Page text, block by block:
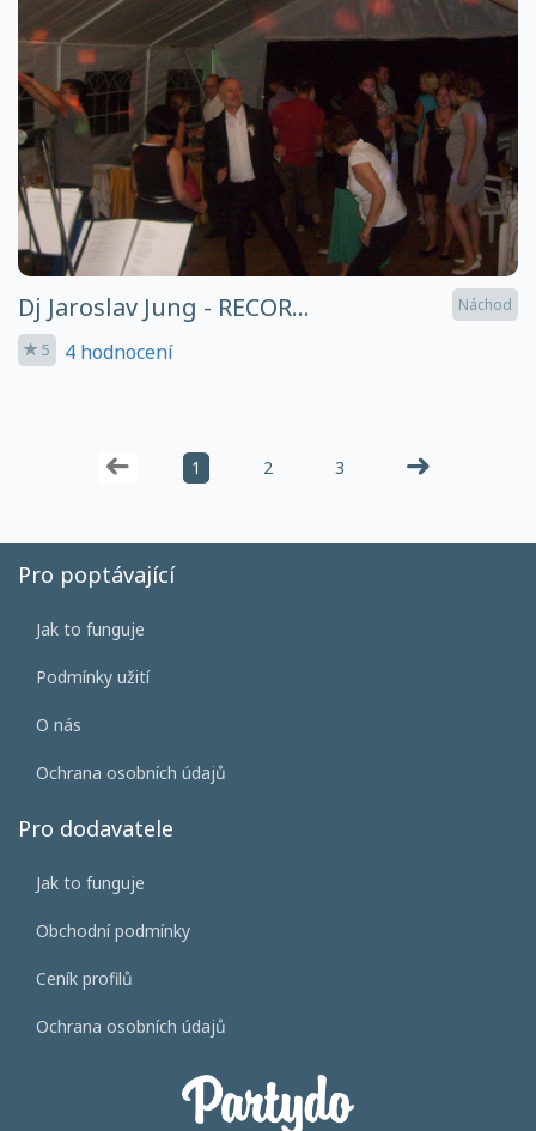
Dj Jaroslav Jung - RECOR... Náchod
5 4 hodnocení
1 2 3
Pro poptávající
Jak to funguje
Podmínky užití
O nás
Ochrana osobních údajů
Pro dodavatele
Jak to funguje
Obchodní podmínky
Ceník profilů
Ochrana osobních údajů